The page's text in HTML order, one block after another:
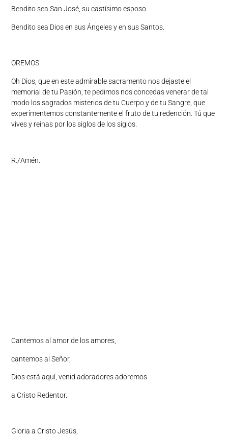
Bendito sea San José, su castísimo esposo.
Bendito sea Dios en sus Ángeles y en sus Santos.
OREMOS
Oh Dios, que en este admirable sacramento nos dejaste el
memorial de tu Pasión, te pedimos nos concedas venerar de tal
modo los sagrados misterios de tu Cuerpo y de tu Sangre, que
experimentemos constantemente el fruto de tu redención. Tú que
vives y reinas por los siglos de los siglos.
R./Amén.
Cantemos al amor de los amores,
cantemos al Señor,
Dios está aquí, venid adoradores adoremos
a Cristo Redentor.
Gloria a Cristo Jesús,